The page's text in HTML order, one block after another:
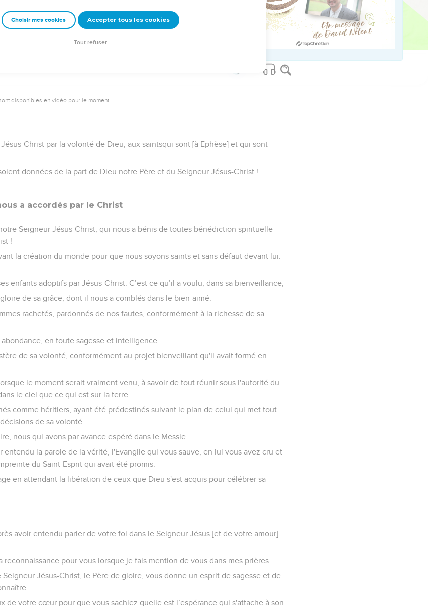
© 1992, 1999 by Biblica, Inc.® Used by permission. All rights reserved worldwide.
disponibles en vidéo pour le moment.
Christ par la volonté de Dieu, aux saintsqui sont [à Ephèse] et qui sont
données de la part de Dieu notre Père et du Seigneur Jésus-Christ !
a accordés par le Christ
Seigneur Jésus-Christ, qui nous a bénis de toutes bénédiction spirituelle
!
la création du monde pour que nous soyons saints et sans défaut devant lui.
enfants adoptifs par Jésus-Christ. C’est ce qu’il a voulu, dans sa bienveillance,
de sa grâce, dont il nous a comblés dans le bien-aimé.
rachetés, pardonnés de nos fautes, conformément à la richesse de sa
en toute sagesse et intelligence.
de sa volonté, conformément au projet bienveillant qu'il avait formé en
le moment serait vraiment venu, à savoir de tout réunir sous l'autorité du
le ciel que ce qui est sur la terre.
comme héritiers, ayant été prédestinés suivant le plan de celui qui met tout
de sa volonté
nous qui avons par avance espéré dans le Messie.
entendu la parole de la vérité, l'Evangile qui vous sauve, en lui vous avez cru et
du Saint-Esprit qui avait été promis.
en attendant la libération de ceux que Dieu s'est acquis pour célébrer sa
avoir entendu parler de votre foi dans le Seigneur Jésus [et de votre amour]
reconnaissance pour vous lorsque je fais mention de vous dans mes prières.
Jésus-Christ, le Père de gloire, vous donne un esprit de sagesse et de
de votre cœur pour que vous sachiez quelle est l’espérance qui s'attache à son
Choisir mes cookies Accepter tous les cookies
Tout refuser